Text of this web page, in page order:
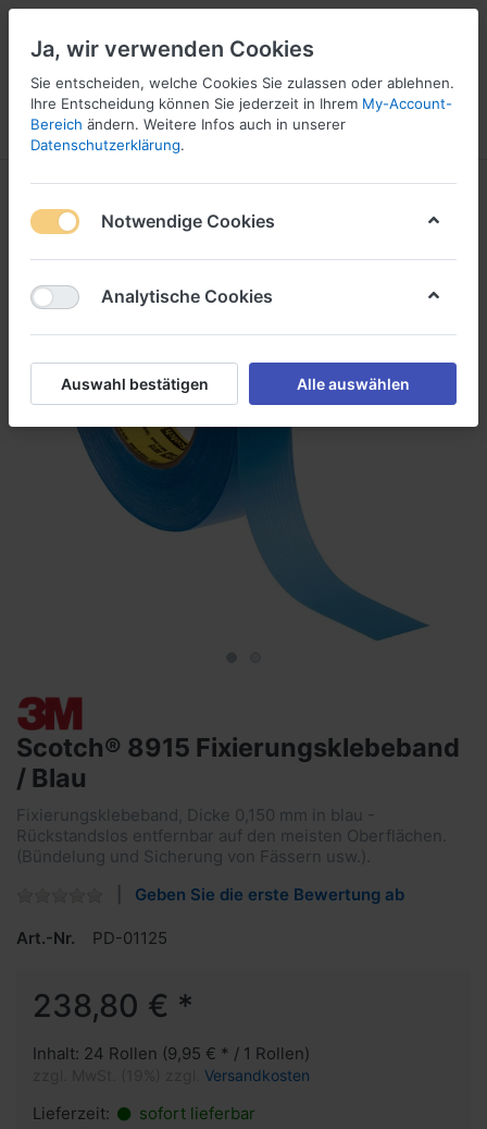
Menü Anmelden Vergleichen Wunschliste
1
Scotch® 8915 Fixierungsklebeband
/ Blau
Fixierungsklebeband, Dicke 0,150 mm in blau -
Rückstandslos entfernbar auf den meisten Oberflächen.
(Bündelung und Sicherung von Fässern usw.).
Geben Sie die erste Bewertung ab
Art.-Nr. PD-01125
238,80 € *
Inhalt: 24 Rollen (9,95 € * / 1 Rollen)
Versandkosten
Lieferzeit:
sofort lieferbar
Ja, wir verwenden Cookies
Sie entscheiden, welche Cookies Sie zulassen oder ablehnen.
Ihre Entscheidung können Sie jederzeit in Ihrem My-Account-
Bereich ändern. Weitere Infos auch in unserer
Datenschutzerklärung.
Notwendige Cookies
Analytische Cookies
Auswahl bestätigen Alle auswählen